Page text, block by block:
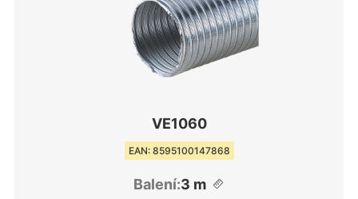
VE1060
EAN: 8595100147868
Balení:3 m